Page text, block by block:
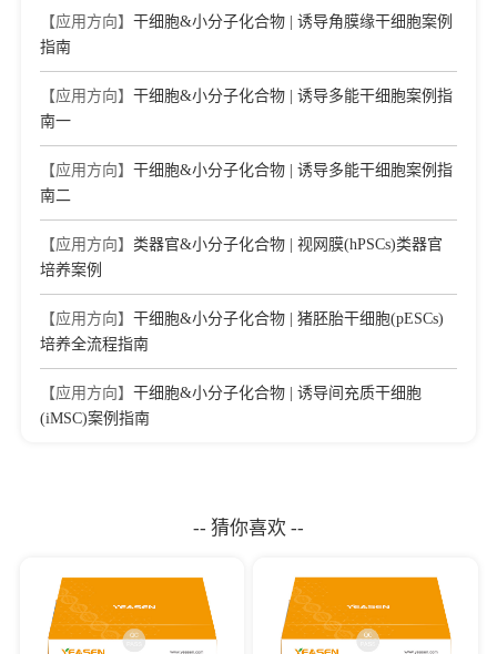
【应用方向】 干细胞&小分子化合物 | 诱导角膜缘干细胞案例
指南
【应用方向】 干细胞&小分子化合物 | 诱导多能干细胞案例指
南一
【应用方向】 干细胞&小分子化合物 | 诱导多能干细胞案例指
南二
【应用方向】 类器官&小分子化合物 | 视网膜(hPSCs)类器官
培养案例
【应用方向】 干细胞&小分子化合物 | 猪胚胎干细胞(pESCs)
培养全流程指南
【应用方向】 干细胞&小分子化合物 | 诱导间充质干细胞
(iMSC)案例指南
-- 猜你喜欢 --